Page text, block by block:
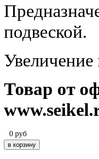
подвеской.
Товар от
0 руб